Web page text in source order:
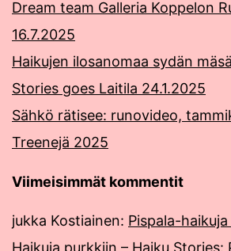
Dream team Galleria Koppelon
16.7.2025
Haikujen ilosanomaa sydän
Stories goes Laitila 24.1.2025
Sähkö rätisee: runovideo,
Treenejä 2025
Viimeisimmät kommentit
jukka Kostiainen: Pispala-
Haikuja purkkiin – Haiku Stories: